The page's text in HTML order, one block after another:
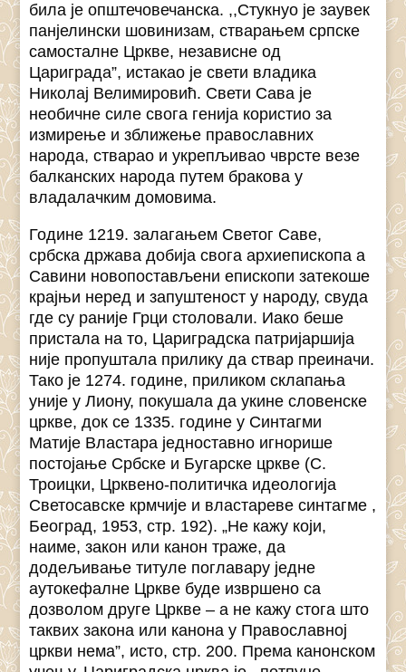
била је општечовечанска. ,,Стукнуо је заувек
панјелински шовинизам, стварањем српске
самосталне Цркве, независне од
Цариграда”, истакао је свети владика
Николај Велимировић. Свети Сава је
необичне силе свога генија користио за
измирење и зближење православних
народа, стварао и укрепљивао чврсте везе
балканских народа путем бракова у
владалачким домовима.
Године 1219. залагањем Светог Саве,
србска држава добија свога архиепископа а
Савини новопостављени епископи затекоше
крајњи неред и запуштеност у народу, свуда
где су раније Грци столовали. Иако беше
пристала на то, Цариградска патријаршија
није пропуштала прилику да ствар преиначи.
Тако је 1274. године, приликом склапања
уније у Лиону, покушала да укине словенске
цркве, док се 1335. године у Синтагми
Матије Властара једноставно игнорише
постојање Србске и Бугарске цркве (С.
Троицки, Црквено-политичка идеологија
Светосавске крмчије и властареве синтагме ,
Београд, 1953, стр. 192). „Не кажу који,
наиме, закон или канон траже, да
додељивање титуле поглавару једне
аутокефалне Цркве буде извршено са
дозволом друге Цркве – а не кажу стога што
таквих закона или канона у Православној
цркви нема”, исто, стр. 200. Према канонском